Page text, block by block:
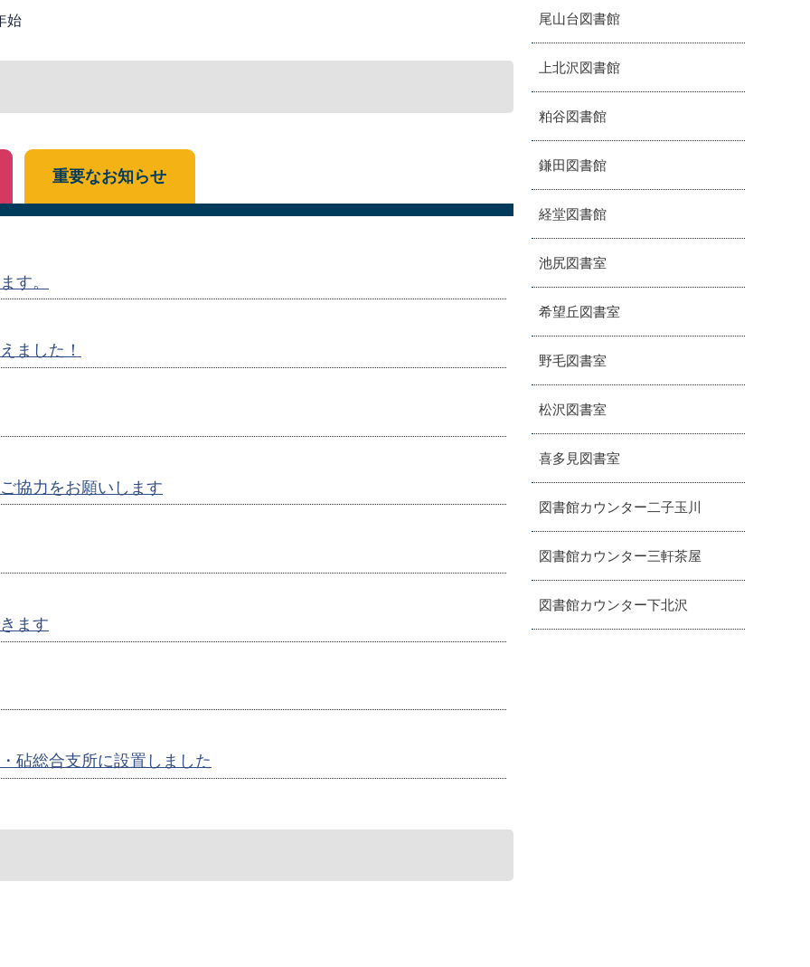
始
す。
ました！
協力をお願いします
ます
砧総合支所に設置しました
重要なお知らせ
尾山台図書館
上北沢図書館
粕谷図書館
鎌田図書館
経堂図書館
池尻図書室
希望丘図書室
野毛図書室
松沢図書室
喜多見図書室
図書館カウンター二子玉川
図書館カウンター三軒茶屋
図書館カウンター下北沢